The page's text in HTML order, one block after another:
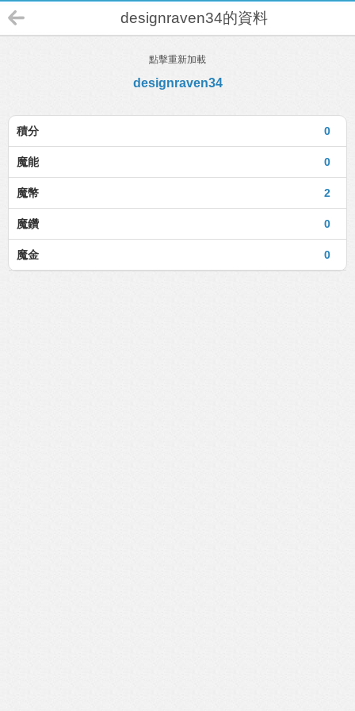
designraven34的資料
點擊重新加載
designraven34
0
積分
0
魔能
2
魔幣
0
魔鑽
0
魔金